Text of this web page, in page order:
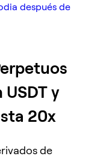
después de
y
20x
de